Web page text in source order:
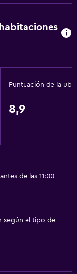
Puntuación de la
8,9
de las 11:00
según el tipo de